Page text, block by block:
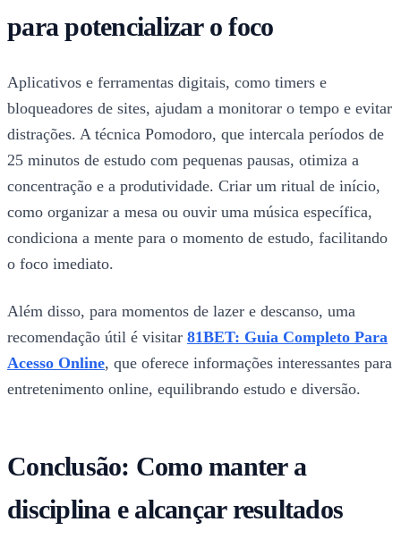
para potencializar o foco
Aplicativos e ferramentas digitais, como timers e
bloqueadores de sites, ajudam a monitorar o tempo e evitar
distrações. A técnica Pomodoro, que intercala períodos de
25 minutos de estudo com pequenas pausas, otimiza a
concentração e a produtividade. Criar um ritual de início,
como organizar a mesa ou ouvir uma música específica,
condiciona a mente para o momento de estudo, facilitando
o foco imediato.
Além disso, para momentos de lazer e descanso, uma
recomendação útil é visitar 81BET: Guia Completo Para
Acesso Online, que oferece informações interessantes para
entretenimento online, equilibrando estudo e diversão.
Conclusão: Como manter a
disciplina e alcançar resultados